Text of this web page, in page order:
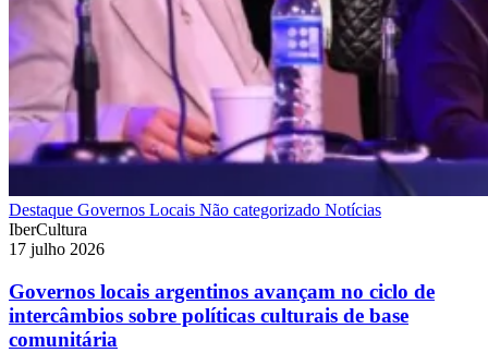
Destaque Governos Locais Não categorizado Notícias
IberCultura
17 julho 2026
Governos locais argentinos avançam no ciclo de
intercâmbios sobre políticas culturais de base
comunitária